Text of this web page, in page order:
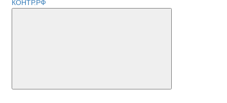
КОНТР.РФ